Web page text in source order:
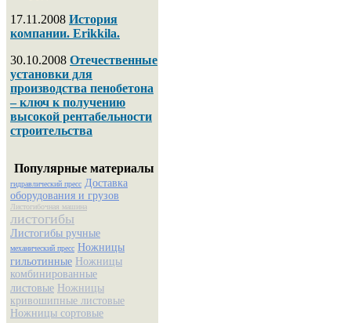
17.11.2008 История
компании. Erikkila.
30.10.2008 Отечественные
установки для
производства пенобетона
– ключ к получению
высокой рентабельности
строительства
Популярные материалы
гидравлический пресс Доставка
оборудования и грузов
Листогибочная машина
листогибы
Листогибы ручные
механический пресс Ножницы
гильотинные Ножницы
комбинированные
листовые Ножницы
кривошипные листовые
Ножницы сортовые